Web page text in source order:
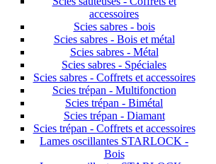
accessoires
Scies sabres - bois
Scies sabres - Bois et métal
Scies sabres - Métal
Scies sabres - Spéciales
Scies sabres - Coffrets et accessoires
Scies trépan - Multifonction
Scies trépan - Bimétal
Scies trépan - Diamant
Scies trépan - Coffrets et accessoires
Lames oscillantes STARLOCK -
Bois